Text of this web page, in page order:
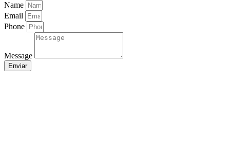
Name
Email
Phone
Message
Enviar